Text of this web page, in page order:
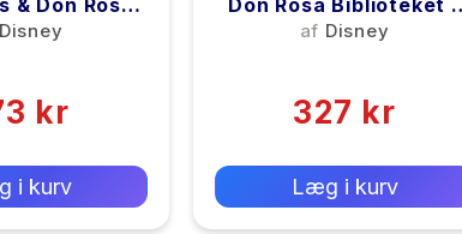
& Don Rosa
5
Disney
kr
i kurv
Don Rosa Biblioteket -
Bind 10
af Disney
327 kr
Læg i kurv